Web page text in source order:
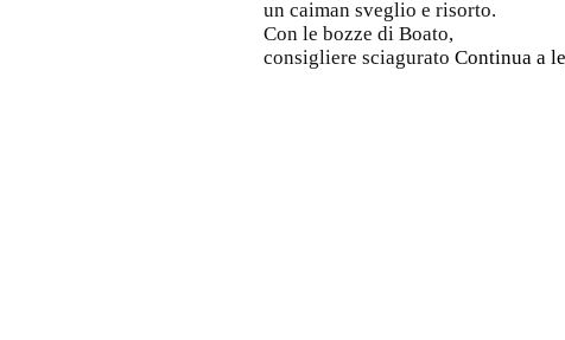
un caiman sveglio e risorto.
Con le bozze di Boato,
consigliere sciagurato Continua a